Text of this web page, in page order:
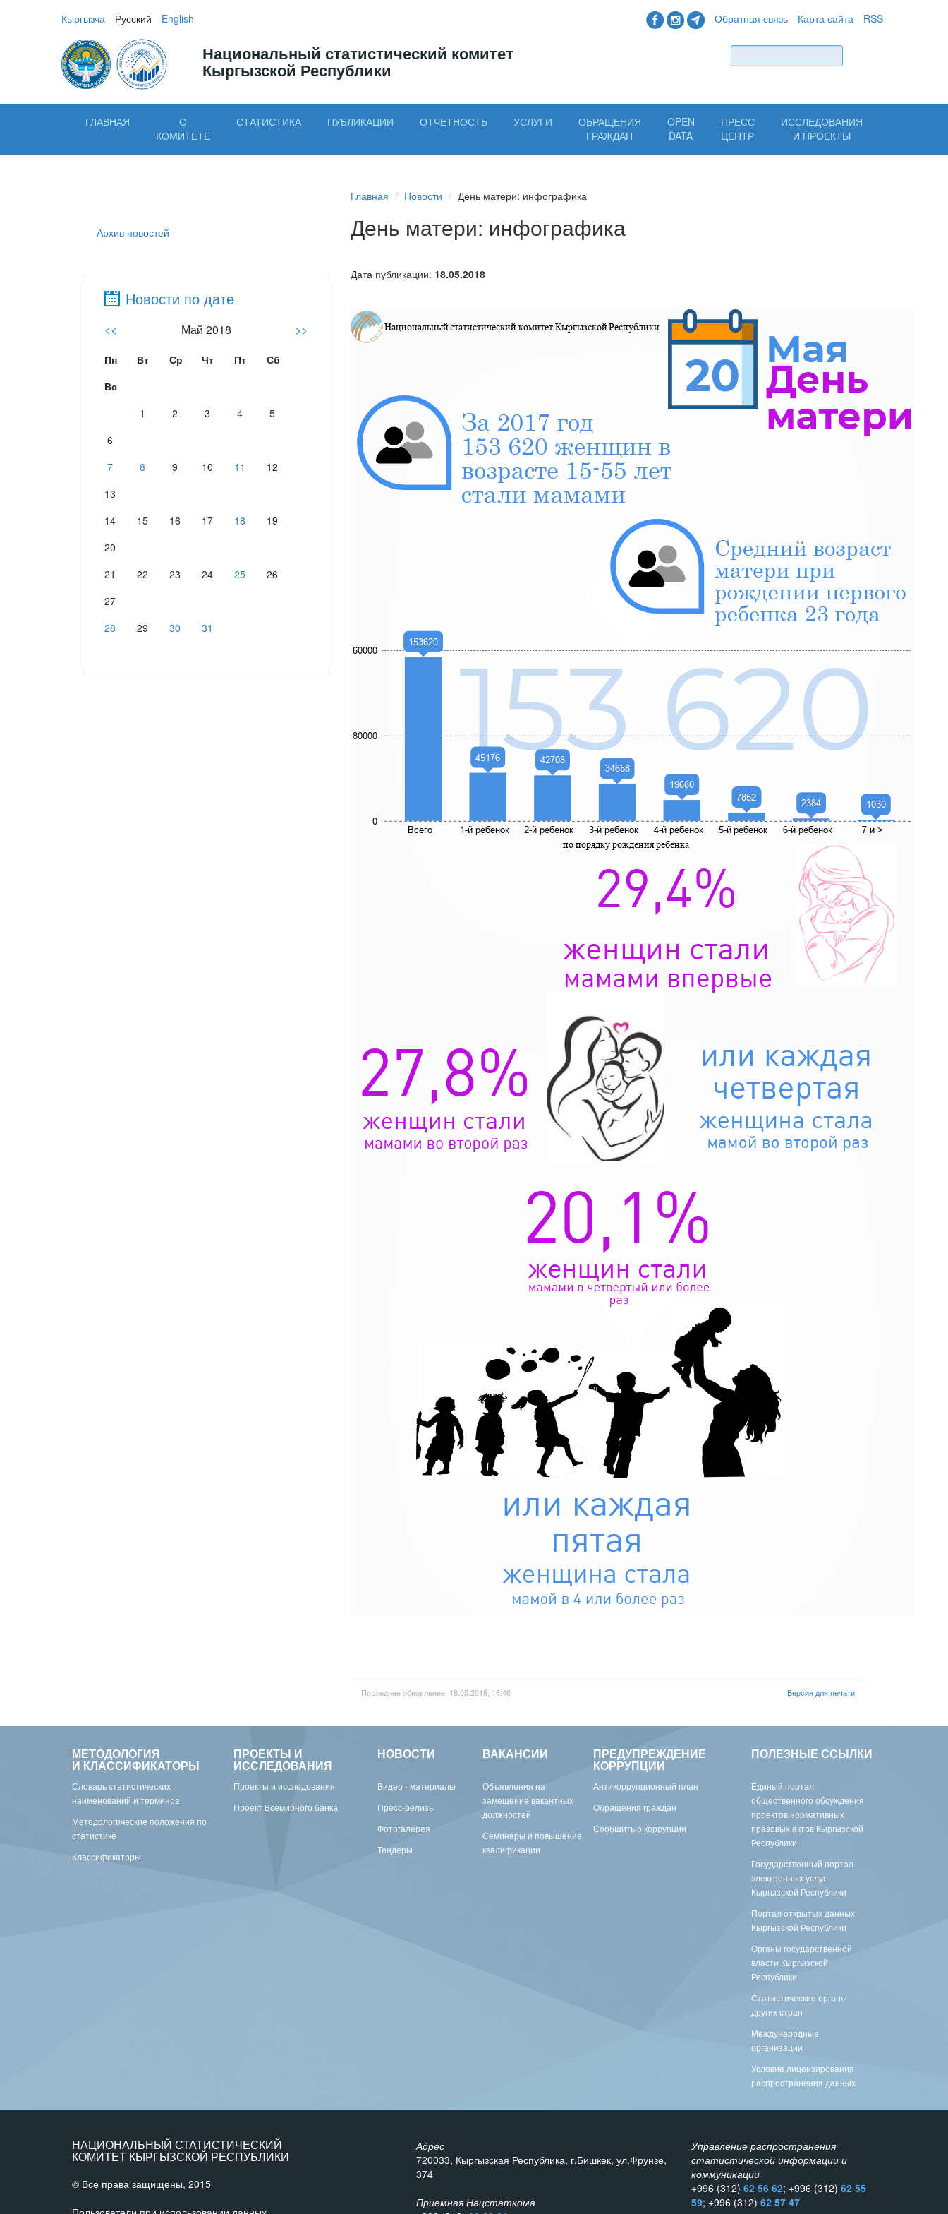
Кыргызча Русский English Обратная связь Карта сайта RSS
Национальный статистический комитет
Кыргызской Республики
ГЛАВНАЯ
О
КОМИТЕТЕ
СТАТИСТИКА ПУБЛИКАЦИИ ОТЧЕТНОСТЬ УСЛУГИ
ОБРАЩЕНИЯ
ГРАЖДАН
OPEN
DATA
ПРЕСС
ЦЕНТР
ИССЛЕДОВАНИЯ
И ПРОЕКТЫ
Архив новостей
Новости по дате
<< Май 2018 >>
Пн Вт Ср Чт Пт
Сб
Вс
1
2 3 4
5
6
7
8 9 10 11
12
13
14
15 16 17 18
19
20
21
22 23 24 25
26
27
28
29 30 31
Главная Новости День матери: инфографика
День матери: инфографика
Дата публикации: 18.05.2018
Последнее обновление: 18.05.2018, 16:46 Версия для печати
МЕТОДОЛОГИЯ
И КЛАССИФИКАТОРЫ
Словарь статистических
наименований и терминов
Методологические положения по
статистике
Классификаторы
ПРОЕКТЫ И
ИССЛЕДОВАНИЯ
Проекты и исследования
Проект Всемирного банка
НОВОСТИ
Видео - материалы
Пресс-релизы
Фотогалерея
Тендеры
ВАКАНСИИ
Объявления на
замещение вакантных
должностей
Семинары и повышение
квалификации
ПРЕДУПРЕЖДЕНИЕ
КОРРУПЦИИ
Антикоррупционный план
Обращения граждан
Сообщить о коррупции
ПОЛЕЗНЫЕ ССЫЛКИ
Единый портал
общественного обсуждения
проектов нормативных
правовых актов Кыргызской
Республики
Государственный портал
электронных услуг
Кыргызской Республики
Портал открытых данных
Кыргызской Республики
Органы государственной
власти Кыргызской
Республики
Статистические органы
других стран
Международные
организации
Условие лицензирования
распространения данных
НАЦИОНАЛЬНЫЙ СТАТИСТИЧЕСКИЙ
КОМИТЕТ КЫРГЫЗСКОЙ РЕСПУБЛИКИ
© Все права защищены, 2015
Адрес
720033, Кыргызская Республика, г.Бишкек, ул.Фрунзе,
374
Приемная Нацстаткома
Управление распространения
статистической информации и
коммуникации
+996 (312) 62 56 62; +996 (312) 62 55
59; +996 (312) 62 57 47